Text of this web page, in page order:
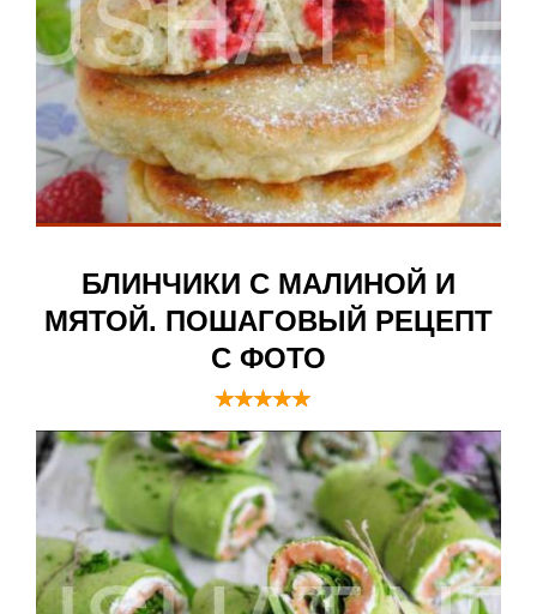
БЛИНЧИКИ С МАЛИНОЙ И
МЯТОЙ. ПОШАГОВЫЙ РЕЦЕПТ
С ФОТО